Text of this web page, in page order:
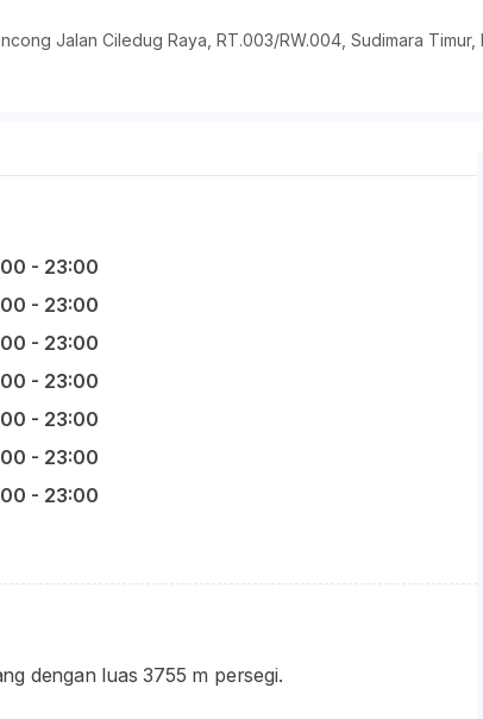
Jalan Ciledug Raya, RT.003/RW.004, Sudimara
- 23:00
- 23:00
- 23:00
- 23:00
- 23:00
- 23:00
- 23:00
dengan luas 3755 m persegi.